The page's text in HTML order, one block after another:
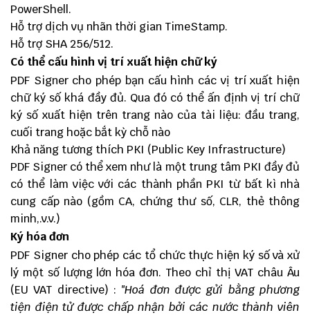
PowerShell.
Hỗ trợ dịch vụ nhãn thời gian TimeStamp.
Hỗ trợ SHA 256/512.
Có thể cấu hình vị trí xuất hiện chữ ký
PDF Signer cho phép bạn cấu hình các vị trí xuất hiện
chữ ký số khá đầy đủ. Qua đó có thể ấn định vị trí chữ
ký sốxuất hiện trên trang nào của tài liệu: đầu trang,
cuối trang hoặc bắt kỳ chỗ nào
Khả năng tương thích PKI (Public Key Infrastructure)
PDF Signer có thể xem như là một trung tâm PKI đầy đủ
có thể làm việc với các thành phần PKI từ bất kì nhà
cung cấp nào (gồm CA, chứng thư số, CLR, thẻ thông
minh,.v.v.)
Ký hóa đơn
PDF Signer cho phép các tổ chức thực hiện ký số và xử
lý một số lượng lớn hóa đơn. Theo chỉ thị VAT châu Âu
(EU VAT directive) : "Hoá đơn được gửi bằng phương
tiện điện tử được chấp nhận bởi các nước thành viên